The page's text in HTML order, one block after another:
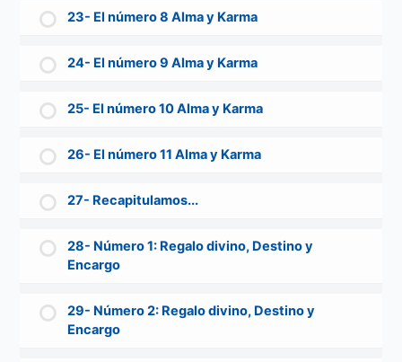
23- El número 8 Alma y Karma
24- El número 9 Alma y Karma
25- El número 10 Alma y Karma
26- El número 11 Alma y Karma
27- Recapitulamos...
28- Número 1: Regalo divino, Destino y
Encargo
29- Número 2: Regalo divino, Destino y
Encargo